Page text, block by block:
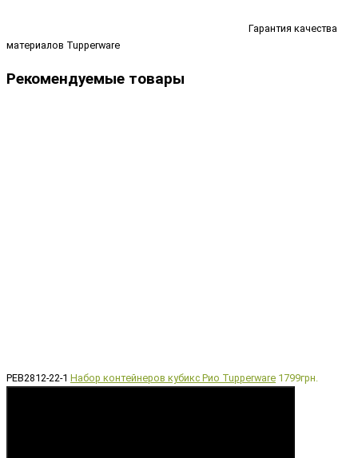
Гарантия качества
материалов Tupperware
Рекомендуемые товары
РЕВ2812-22-1 Набор контейнеров кубикс Рио Tupperware 1799грн.